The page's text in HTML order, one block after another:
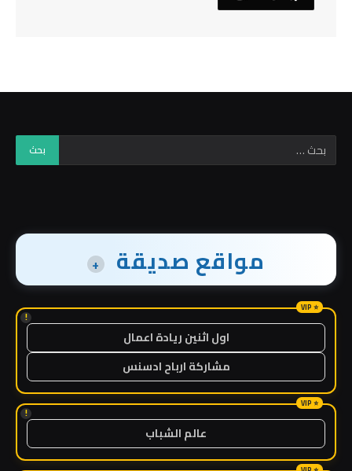
مواقع صديقة +
!
اول اثنين ريادة اعمال
مشاركة ارباح ادسنس
!
عالم الشباب